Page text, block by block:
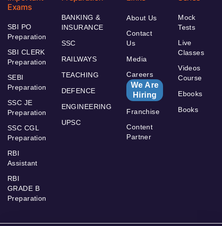
Exams
SBI PO
Preparation
SBI CLERK
Preparation
SEBI
Preparation
SSC JE
Preparation
SSC CGL
Preparation
RBI
Assistant
RBI
GRADE B
Preparation
BANKING &
INSURANCE
SSC
RAILWAYS
TEACHING
DEFENCE
ENGINEERING
UPSC
About Us
Contact
Us
Media
Careers
We Are
Hiring
Franchise
Content
Partner
Mock
Tests
Live
Classes
Videos
Course
Ebooks
Books